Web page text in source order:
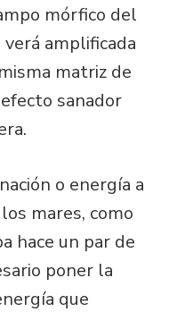
mórfico del
amplificada
matriz de
sanador
o energía a
mares, como
hace un par de
poner la
que